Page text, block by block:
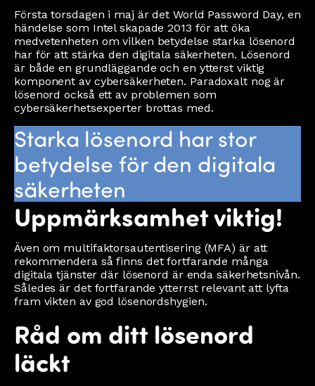
Första torsdagen i maj är det World Password Day, en
händelse som Intel skapade 2013 för att öka
medvetenheten om vilken betydelse starka lösenord
har för att stärka den digitala säkerheten. Lösenord
är både en grundläggande och en ytterst viktig
komponent av cybersäkerheten. Paradoxalt nog är
lösenord också ett av problemen som
cybersäkerhetsexperter brottas med.
Starka lösenord har stor
betydelse för den digitala
säkerheten
Uppmärksamhet viktig!
Även om multifaktorsautentisering (MFA) är att
rekommendera så finns det fortfarande många
digitala tjänster där lösenord är enda säkerhetsnivån.
Således är det fortfarande ytterrst relevant att lyfta
fram vikten av god lösenordshygien.
Råd om ditt lösenord
läckt